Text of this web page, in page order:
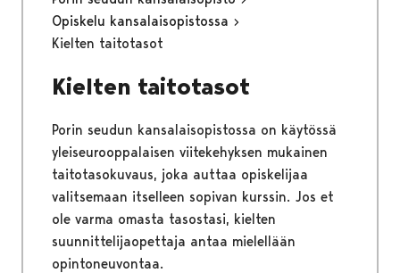
Opiskelu kansalaisopistossa
Kielten taitotasot
Kielten taitotasot
Porin seudun kansalaisopistossa on käytössä
yleiseurooppalaisen viitekehyksen mukainen
taitotasokuvaus, joka auttaa opiskelijaa
valitsemaan itselleen sopivan kurssin. Jos et
ole varma omasta tasostasi, kielten
suunnittelijaopettaja antaa mielellään
opintoneuvontaa.